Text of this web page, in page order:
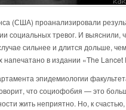
(США) проанализировали
социальных тревог. И выяснили,
сильнее и длится дольше,
в издании «The Lancet
эпидемиологии
что социофобия — это
жить неприятно. Но, к